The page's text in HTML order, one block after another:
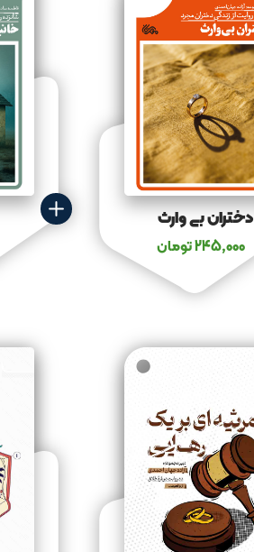
دختران بی وارث
245,000تومان